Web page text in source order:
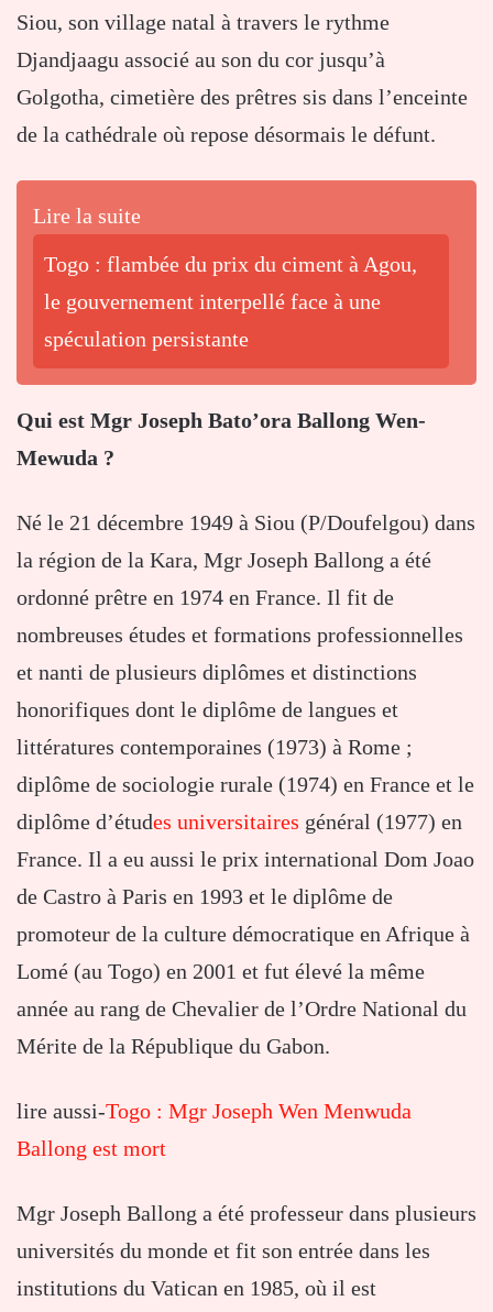
Siou, son village natal à travers le rythme
Djandjaagu associé au son du cor jusqu’à
Golgotha, cimetière des prêtres sis dans l’enceinte
de la cathédrale où repose désormais le défunt.
Lire la suite
Togo : flambée du prix du ciment à Agou,
le gouvernement interpellé face à une
spéculation persistante
Qui est Mgr Joseph Bato’ora Ballong Wen-
Mewuda ?
Né le 21 décembre 1949 à Siou (P/Doufelgou) dans
la région de la Kara, Mgr Joseph Ballong a été
ordonné prêtre en 1974 en France. Il fit de
nombreuses études et formations professionnelles
et nanti de plusieurs diplômes et distinctions
honorifiques dont le diplôme de langues et
littératures contemporaines (1973) à Rome ;
diplôme de sociologie rurale (1974) en France et le
diplôme d’études universitaires général (1977) en
France. Il a eu aussi le prix international Dom Joao
de Castro à Paris en 1993 et le diplôme de
promoteur de la culture démocratique en Afrique à
Lomé (au Togo) en 2001 et fut élevé la même
année au rang de Chevalier de l’Ordre National du
Mérite de la République du Gabon.
lire aussi-Togo : Mgr Joseph Wen Menwuda
Ballong est mort
Mgr Joseph Ballong a été professeur dans plusieurs
universités du monde et fit son entrée dans les
institutions du Vatican en 1985, où il est